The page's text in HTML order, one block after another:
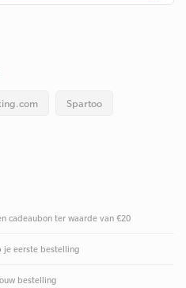
Spartoo
cadeaubon ter waarde van €20
je eerste bestelling
bestelling